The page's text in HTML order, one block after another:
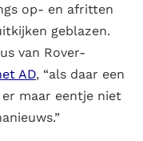
op- en afritten
geblazen.
van Rover-
AD, “als daar een
maar eentje niet